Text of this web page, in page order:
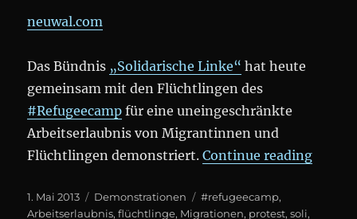
neuwal.com
Das Bündnis „Solidarische Linke“ hat heute
gemeinsam mit den Flüchtlingen des
#Refugeecamp für eine uneingeschränkte
Arbeitserlaubnis von Migrantinnen und
Flüchtlingen demonstriert.Continue reading
Posted
on
1. Mai 2013 Categories
Demonstrationen Tags
#refugeecamp,
Arbeitserlaubnis,flüchtlinge, Migrationen, protest,soli,